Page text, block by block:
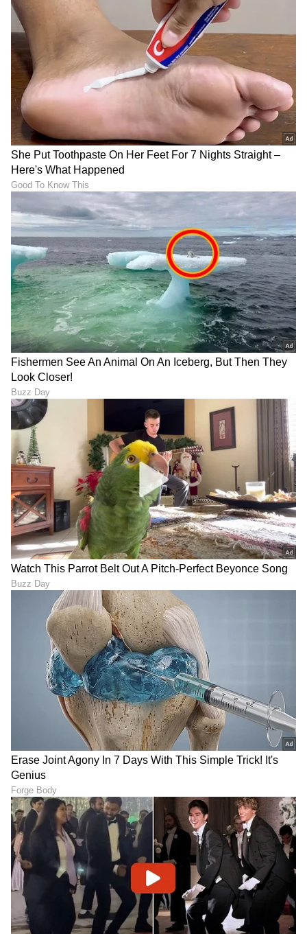
ಪತ್ರಿಕೆ ಹಾಗೂ ಡಿಜಿಟಲ್ ಮಾಧ್ಯಮಗಳಲ್ಲಿ ಕೆಲಸ . ಸುದ್ದಿ ಬಿಡುಗಡೆ,
ಗಲ್ಫ್ ಕನ್ನಡಿಗ, ಈ ಟಿವಿ ಭಾರತ್, ಕನ್ನಡ ನ್ಯೂಸ್ ನೌ,
ವಿಜಯಕರ್ನಾಟಕದಲ್ಲಿ ಕೆಲಸ ಮಾಡಿದ ಅನುಭವ. ಈಗ ಏಷ್ಯಾನೆಟ್
ಸುವರ್ಣದಲ್ಲಿ ಫ್ರೀಲಾನ್ಸರ್ . ಮನೋರಂಜನೆ, ಲೈಫ್ ಸ್ಟೈಲ್, ಟ್ರಾವೆಲ್
ಬರವಣಿಗೆ ಇಷ್ಟ.
ಕನ್ನಡ ಧಾರಾವಾಹಿ
Published : Oct 26 2024, 05:11 PM IST
ಕನ್ನಡ ಸಿನಿಮಾ (Kannada Cinema News
), ಟಿವಿ
ಕಾರ್ಯಕ್ರಮಗಳು (Kannada TV Shows), ಸೆಲೆಬ್ರಿಟಿ
ಸುದ್ದಿಗಳು ಮತ್ತು ಇತ್ತೀಚಿನ ಸುದ್ದಿಗಳಿಗಾಗಿ ಏಷ್ಯಾನೆಟ್
ಸುವರ್ಣ ನ್ಯೂಸ್‌ನಲ್ಲಿ ಮನರಂಜನಾ ವಿಭಾಗ ನೋಡಿ.
ಸಿನಿಮಾ ವಿಮರ್ಶೆಗಳು (
ತಾರೆಯರ ಸಂದರ್ಶನಗಳು, ಧಾರಾವಾಹಿ ಅಪ್‌ಡೇಟ್ಸ್‌,
ತೆರೆಮರೆಯ ಕಥೆಗಳು,OTT ರಿಲೀಸ್‌
ಗಳ ಬಗ್ಗೆ
ಮಾಹಿತಿಯೂ ಇಲ್ಲಿದೆ.
DOWNLOAD APP
RECOMMENDED STORIES
ಸೀರಿಯಲ್‌‌ನಲ್ಲಿ ನಟಿಸೋ
ಆಸೆಯಿಂದ 900 ಕಿ.ಮೀ
ಪ್ರಯಾಣಿಸಿದ ಅಪ್ರಾಪ್ತ, ಮಿಸ್ಸಿಂಗ್
ಹುಡುಗ ಏನಾದ?
Shravani Subramanya Serial
ಮುಗಿಯುತ್ತಲೇ ಆ ಹುಡುಗಿಯ
ನೆನಪು ಶೇರ್​ ಮಾಡಿದ ಸುಬ್ಬು
ಮುದುಕ-ಮುದುಕಿಯಾದ
ಅಮೂಲ್ಯ ಗೌಡ & ನಿರಂಜನ್; ರಿಷಿ
ಸರ್ ಎಷ್ಟು ರೊಮ್ಯಾಂಟಿಕ್
ಅಲ್ಲವಾ?
Exclusive Interview:
'ಗೋಲ್ಡನ್​​ ಸ್ಟಾರ್'​ ಗಣೇಶ್​ ದಂಪತಿ
ಮಕ್ಕಳನ್ನು ಬೆಳೆಸ್ತಿರೋದು ಹೇಗೆ?
ಶಿಲ್ಪಾ ಮಾತಿಗೆ ಫ್ಯಾನ್ಸ್​ ಫಿದಾ
LATEST VIDEOS